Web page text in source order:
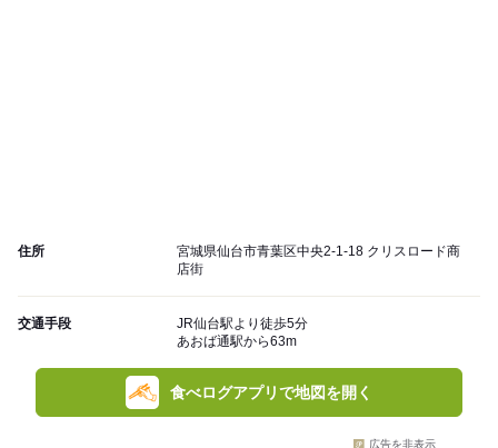
住所
宮城県仙台市青葉区中央2-1-18 クリスロード商
店街
交通手段
JR仙台駅より徒歩5分
あおば通駅から63m
食べログアプリで地図を開く
広告を非表示